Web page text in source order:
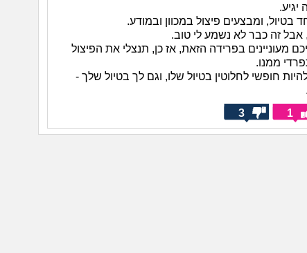
בטיול, ומבצעים פיצול במכוון ובמודע.
זה כבר לא נשמע לי טוב.
מעוניינים בפרידה הזאת, אז כן, תנצלי את הפיצול
ממנו.
חופשי לחלוטין בטיול שלו, וגם לך בטיול שלך -
1
3